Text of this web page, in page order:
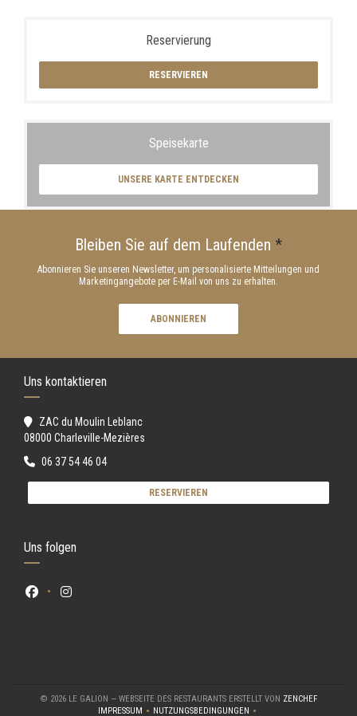
Reservierung
RESERVIEREN
Speisekarte
UNSERE KARTE ENTDECKEN
Bleiben Sie auf dem Laufenden *
Abonnieren Sie unseren Newsletter, um personalisierte Mitteilungen und
Marketingangebote per E-Mail von uns zu erhalten.
ABONNIEREN
Uns kontaktieren
ZAC du Moulin Leblanc
08000 Charleville-Mezières
06 37 54 46 04
RESERVIEREN
Uns folgen
Facebook ((öffnet ein neues Fenster))
Instagram ((öffnet ein neues Fenster))
© 2026 LE GALION — WEBSEITE DES RESTAURANTS ERSTELLT VON ZENCHEF((ÖFFNET
IMPRESSUM
NUTZUNGSBEDINGUNGEN